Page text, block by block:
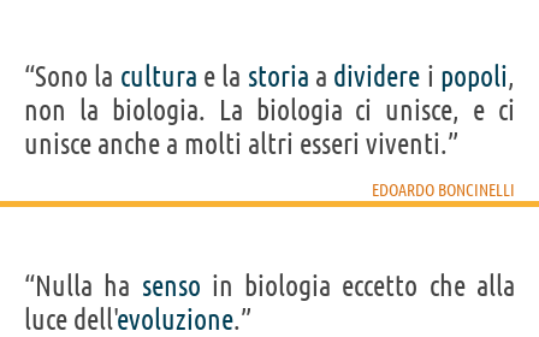
“Sono la cultura e la storia a dividere i popoli,
non la biologia. La biologia ci unisce, e ci
unisce anche a molti altri esseri viventi.”
EDOARDO BONCINELLI
“Nulla ha senso in biologia eccetto che alla
luce dell'evoluzione.”